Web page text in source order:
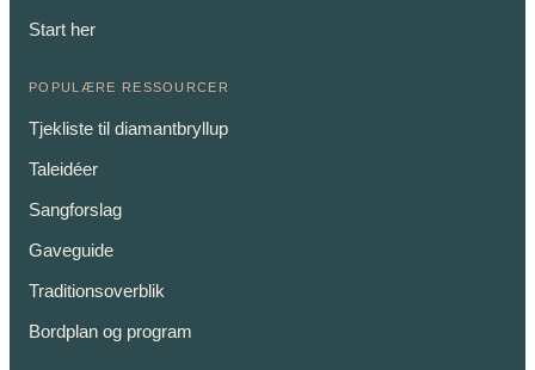
Start her
POPULÆRE RESSOURCER
Tjekliste til diamantbryllup
Taleidéer
Sangforslag
Gaveguide
Traditionsoverblik
Bordplan og program